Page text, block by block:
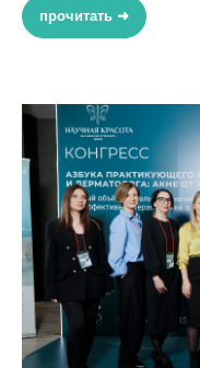
прочитать ➜